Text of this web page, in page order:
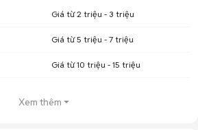
Giá từ 2 triệu - 3 triệu
Giá từ 5 triệu - 7 triệu
Giá từ 10 triệu - 15 triệu
Xem thêm